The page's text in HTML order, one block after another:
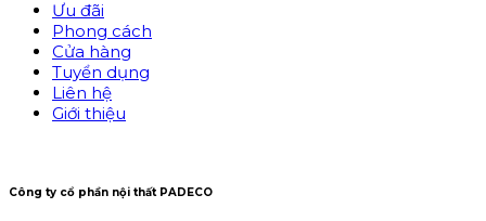
Ưu đãi
Phong cách
Cửa hàng
Tuyển dụng
Liên hệ
Giới thiệu
Công ty cổ phần nội thất PADECO